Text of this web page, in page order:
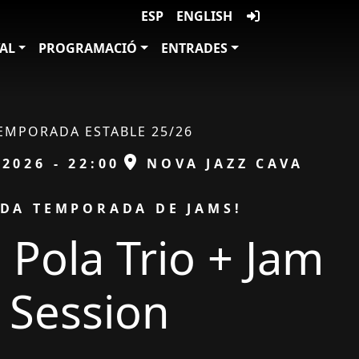
ESP
ENGLISH
PROGRAMACIÓ
ENTRADES
ESTABLE 25/26
- 22:00 ESPAI
NOVA JAZZ CAVA
TEMPORADA DE JAMS!
Trio + Jam
Session